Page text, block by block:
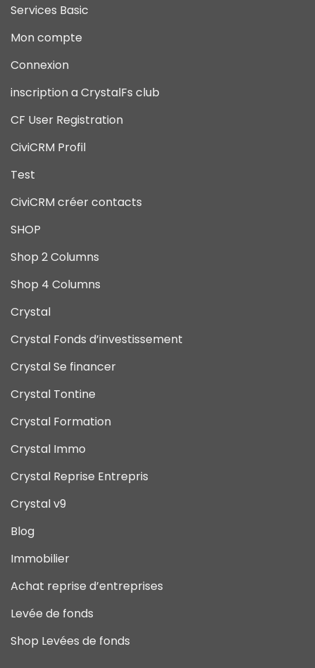
Services Basic
Mon compte
Connexion
inscription a CrystalFs club
CF User Registration
CiviCRM Profil
Test
CiviCRM créer contacts
SHOP
Shop 2 Columns
Shop 4 Columns
Crystal
Crystal Fonds d’investissement
Crystal Se financer
Crystal Tontine
Crystal Formation
Crystal Immo
Crystal Reprise Entrepris
Crystal v9
Blog
Immobilier
Achat reprise d’entreprises
Levée de fonds
Shop Levées de fonds